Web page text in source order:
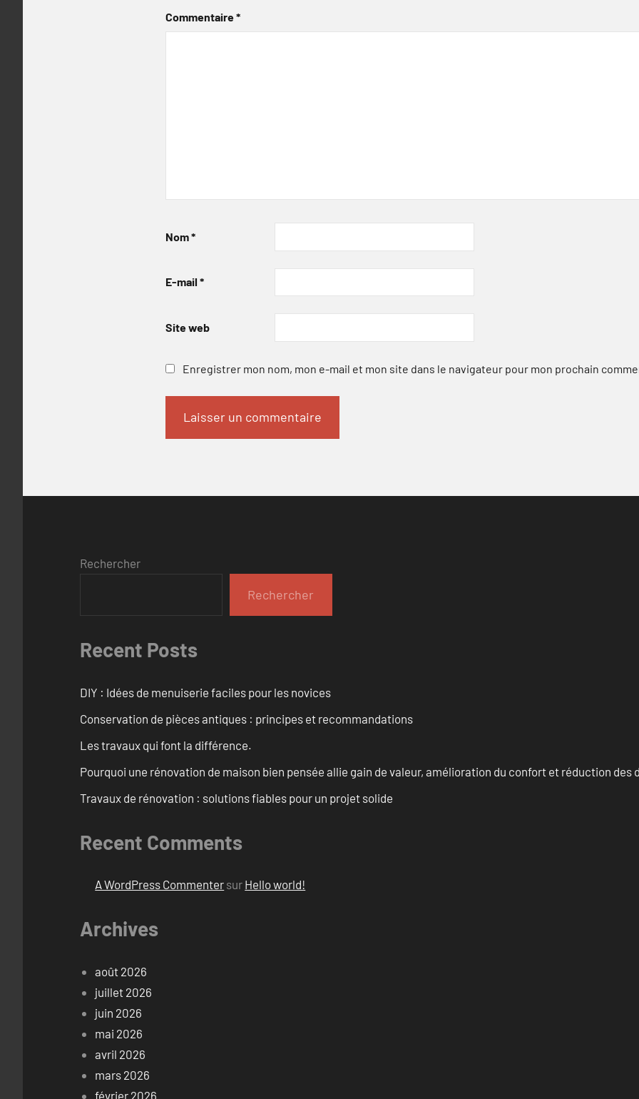
Commentaire*
Nom*
E-mail *
Site web
Enregistrer mon nom, mon e-mail et mon site dans le navigateur pour mon prochain
Rechercher
Rechercher
Recent Posts
DIY : Idées de menuiserie faciles pour les novices
Conservation de pièces antiques : principes et recommandations
Les travaux qui font la différence.
Pourquoi une rénovation de maison bien pensée allie gain de valeur, amélioration du confort et réduction des
Travaux de rénovation : solutions fiables pour un projet solide
Recent Comments
A WordPress Commenter sur Hello world!
Archives
août 2026
juillet 2026
juin 2026
mai 2026
avril 2026
mars 2026
février 2026